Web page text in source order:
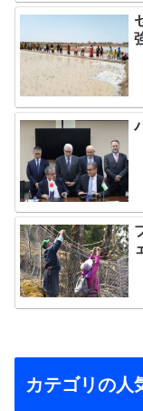
カテゴリの人